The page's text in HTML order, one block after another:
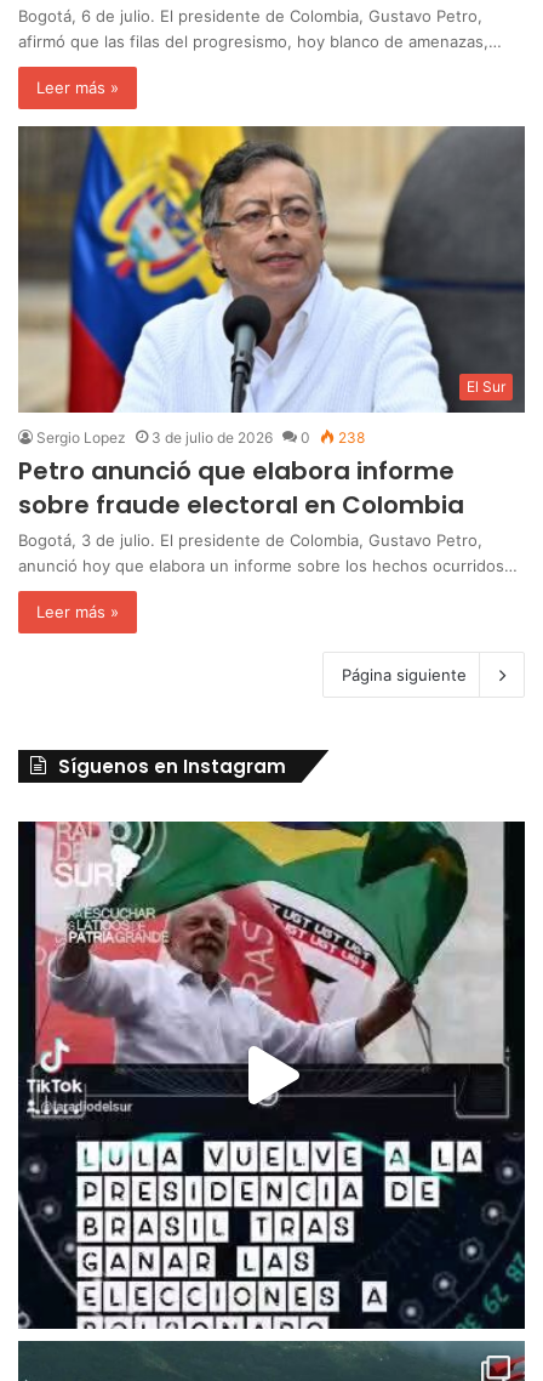
Bogotá, 6 de julio. El presidente de Colombia, Gustavo Petro,
afirmó que las filas del progresismo, hoy blanco de amenazas,…
Leer más »
El Sur
Sergio Lopez 3 de julio de 2026 0 238
Petro anunció que elabora informe
sobre fraude electoral en Colombia
Bogotá, 3 de julio. El presidente de Colombia, Gustavo Petro,
anunció hoy que elabora un informe sobre los hechos ocurridos…
Leer más »
Página siguiente
Síguenos en Instagram